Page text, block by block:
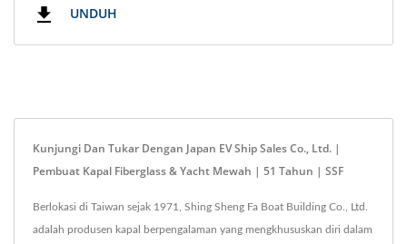
UNDUH
Kunjungi Dan Tukar Dengan Japan EV Ship Sales Co., Ltd. |
Pembuat Kapal Fiberglass & Yacht Mewah | 51 Tahun | SSF
Berlokasi di Taiwan sejak 1971, Shing Sheng Fa Boat Building Co., Ltd.
adalah produsen kapal berpengalaman yang mengkhususkan diri dalam